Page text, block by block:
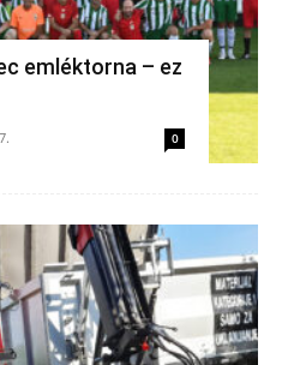
emléktorna – ez
0